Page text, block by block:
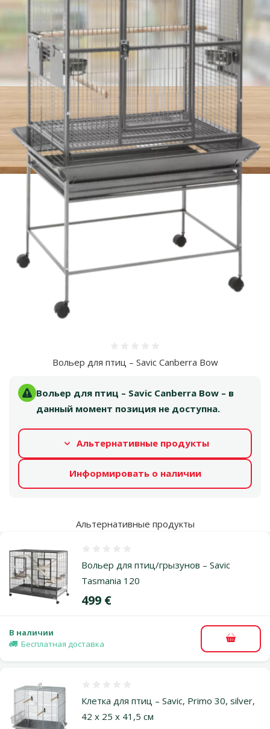
Вольер для птиц – Savic Canberra Bow
Вольер для птиц – Savic Canberra Bow – в
данный момент позиция не доступна.
Альтернативные продукты
Информировать о наличии
Альтернативные продукты
Вольер для птиц/грызунов – Savic
Tasmania 120
Цена
499 €
В наличии
Бесплатная доставка
В
Клетка для птиц – Savic, Primo 30, silver,
42 x 25 x 41,5 см